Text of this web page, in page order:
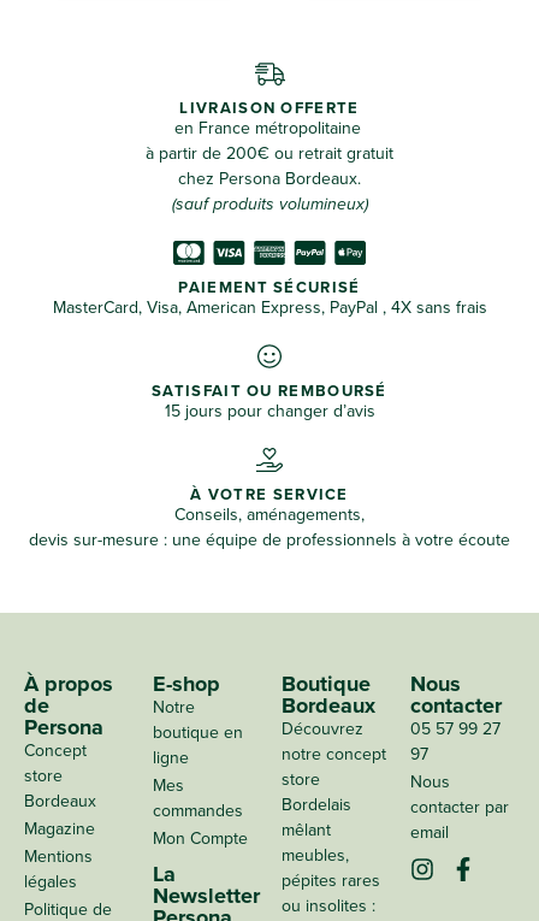
LIVRAISON OFFERTE
en France métropolitaine
à partir de 200€ ou retrait gratuit
chez Persona Bordeaux.
(sauf produits volumineux)
PAIEMENT SÉCURISÉ
MasterCard, Visa, American Express, PayPal , 4X sans frais
SATISFAIT OU REMBOURSÉ
15 jours pour changer d’avis
À VOTRE SERVICE
Conseils, aménagements,
devis sur-mesure : une équipe de professionnels à votre écoute
À propos
de
Persona
Concept
store
Bordeaux
Magazine
Mentions
légales
Politique de
E-shop
Notre
boutique en
ligne
Mes
commandes
Mon Compte
La
Newsletter
Boutique
Bordeaux
Découvrez
notre concept
store
Bordelais
mêlant
meubles,
pépites rares
ou insolites :
Nous
contacter
05 57 99 27
97
Nous
contacter par
email